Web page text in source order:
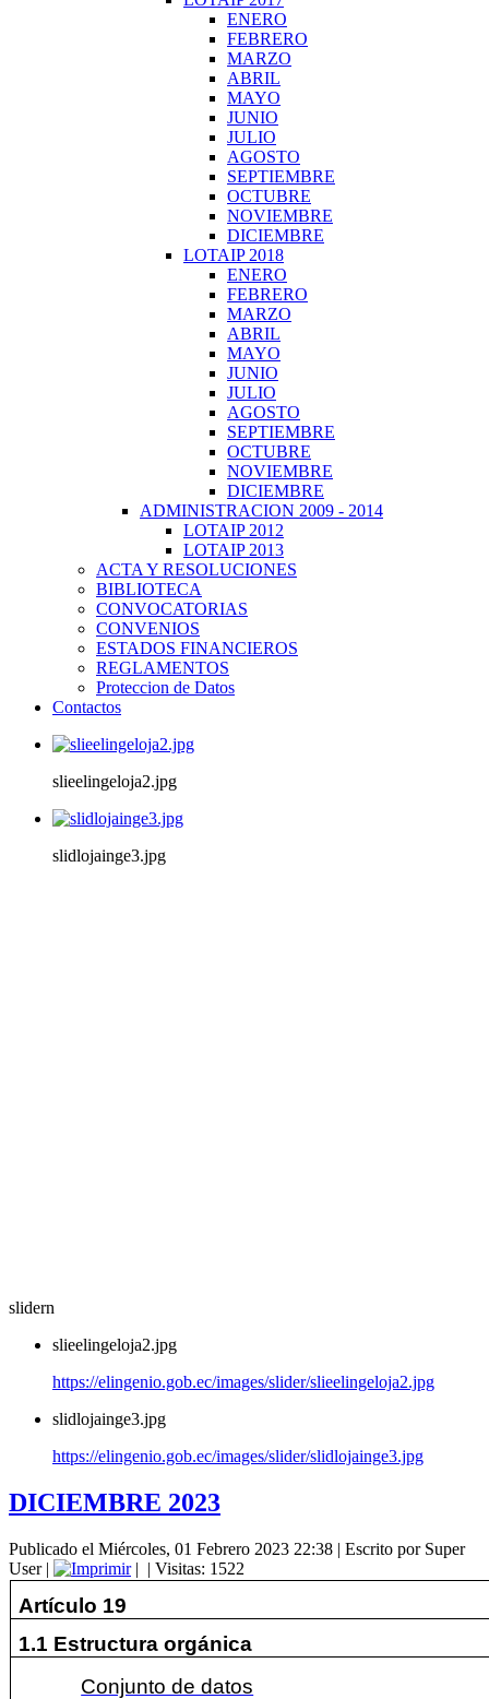
ENERO
FEBRERO
MARZO
ABRIL
MAYO
JUNIO
JULIO
AGOSTO
SEPTIEMBRE
OCTUBRE
NOVIEMBRE
DICIEMBRE
LOTAIP 2018
ENERO
FEBRERO
MARZO
ABRIL
MAYO
JUNIO
JULIO
AGOSTO
SEPTIEMBRE
OCTUBRE
NOVIEMBRE
DICIEMBRE
ADMINISTRACION 2009 - 2014
LOTAIP 2012
LOTAIP 2013
ACTA Y RESOLUCIONES
BIBLIOTECA
CONVOCATORIAS
CONVENIOS
ESTADOS FINANCIEROS
REGLAMENTOS
Proteccion de Datos
Contactos
slieelingeloja2.jpg
slidlojainge3.jpg
slidern
slieelingeloja2.jpg
https://elingenio.gob.ec/images/slider/slieelingeloja2.jpg
slidlojainge3.jpg
https://elingenio.gob.ec/images/slider/slidlojainge3.jpg
DICIEMBRE 2023
Publicado el Miércoles, 01 Febrero 2023 22:38 | Escrito por Super
User| | | Visitas: 1522
Artículo 19
1.1 Estructura orgánica
Conjunto de datos